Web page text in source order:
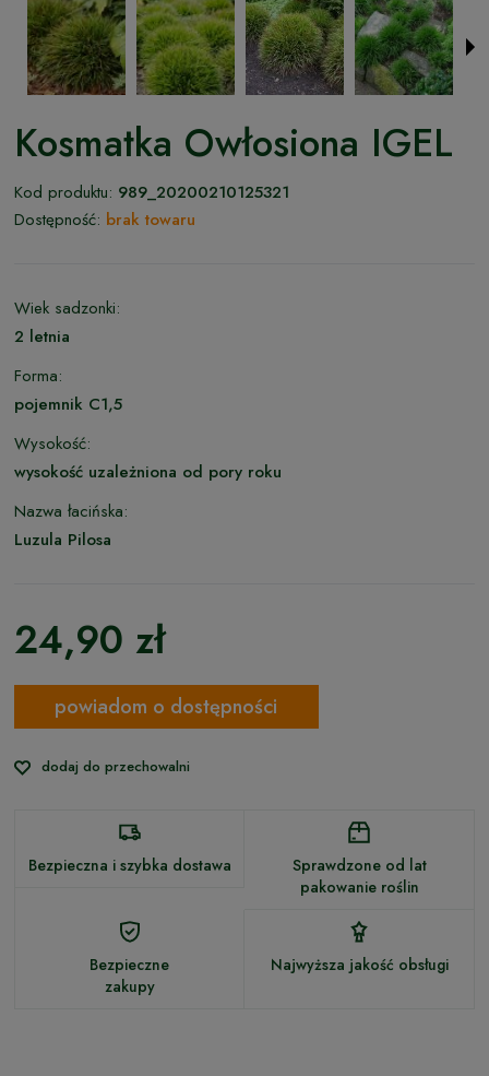
Kosmatka Owłosiona IGEL
Kod produktu: 989_20200210125321
Dostępność: brak towaru
Wiek sadzonki:
2 letnia
Forma:
pojemnik C1,5
Wysokość:
wysokość uzależniona od pory roku
Nazwa łacińska:
Luzula Pilosa
24,90 zł
powiadom o dostępności
dodaj do przechowalni
Bezpieczna i szybka dostawa
Sprawdzone od lat
pakowanie roślin
Bezpieczne
zakupy
Najwyższa jakość obsługi